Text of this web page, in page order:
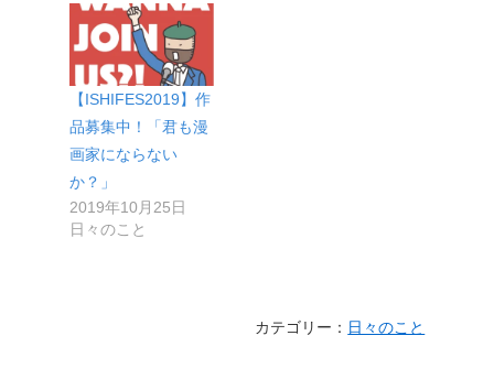
【ISHIFES2019】作
品募集中！「君も漫
画家にならない
か？」
2019年10月25日
日々のこと
カテゴリー： 日々のこと